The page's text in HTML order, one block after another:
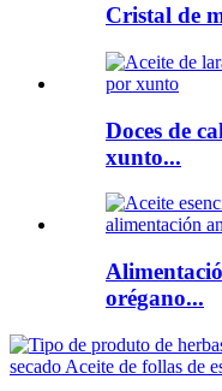
Cristal de
Doces de
xunto...
orégano...